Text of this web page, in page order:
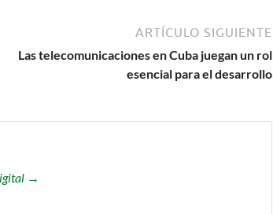
ARTÍCULO SIGUIENTE
Las telecomunicaciones en Cuba juegan un rol
esencial para el desarrollo
→